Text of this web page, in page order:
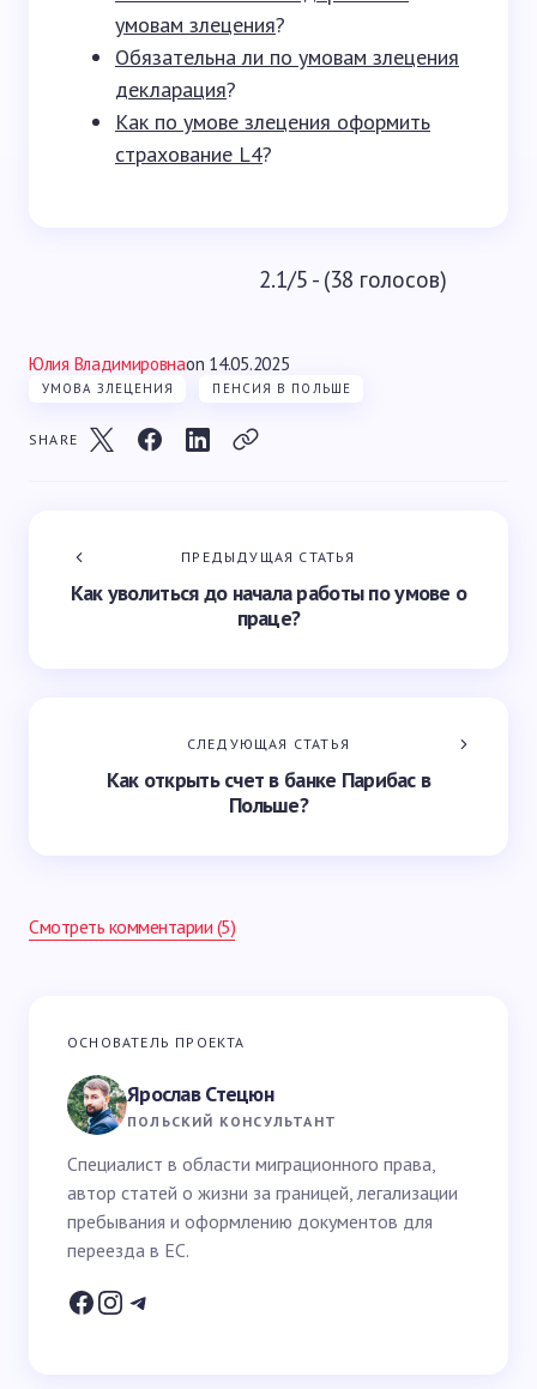
умовам злецения?
Обязательна ли по умовам злецения
декларация?
Как по умове злецения оформить
страхование L4?
2.1/5 - (38 голосов)
Юлия Владимировнаon 14.05.2025
УМОВА ЗЛЕЦЕНИЯ ПЕНСИЯ В ПОЛЬШЕ
SHARE
ПРЕДЫДУЩАЯ СТАТЬЯ
Как уволиться до начала работы по умове о
праце?
СЛЕДУЮЩАЯ СТАТЬЯ
Как открыть счет в банке Парибас в
Польше?
Смотреть комментарии (5)
Ваш адрес email не будет опубликован.
Ваш вопрос *
Ваше имя *
Email *
ОСНОВАТЕЛЬ ПРОЕКТА
Ярослав Стецюн
ПОЛЬСКИЙ КОНСУЛЬТАНТ
Специалист в области миграционного права,
автор статей о жизни за границей, легализации
пребывания и оформлению документов для
переезда в ЕС.